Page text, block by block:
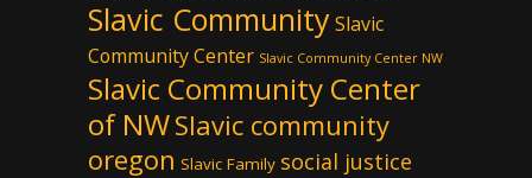
Slavic CommunitySlavic
Community Center Slavic Community Center NW
Slavic Community Center
of NWSlavic community
oregon Slavic Family social justice